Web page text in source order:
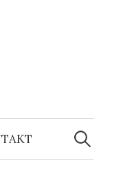
H